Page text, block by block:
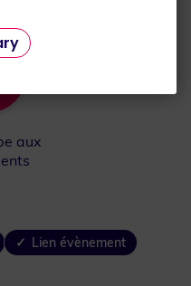
Je m'inspire
aux
Lien évènement
vous ?